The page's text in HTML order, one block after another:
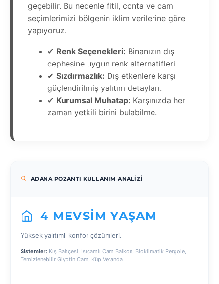
geçebilir. Bu nedenle fitil, conta ve cam
seçimlerimizi bölgenin iklim verilerine göre
yapıyoruz.
✔ Renk Seçenekleri: Binanızın dış
cephesine uygun renk alternatifleri.
✔ Sızdırmazlık: Dış etkenlere karşı
güçlendirilmiş yalıtım detayları.
✔ Kurumsal Muhatap: Karşınızda her
zaman yetkili birini bulabilme.
ADANA POZANTI KULLANIM ANALIZI
4 MEVSIM YAŞAM
Yüksek yalıtımlı konfor çözümleri.
Sistemler: Kış Bahçesi, Isıcamlı Cam Balkon, Bioklimatik Pergole,
Temizlenebilir Giyotin Cam, Küp Veranda